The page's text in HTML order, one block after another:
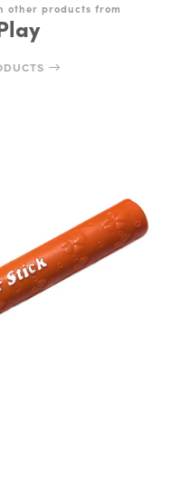
other products from